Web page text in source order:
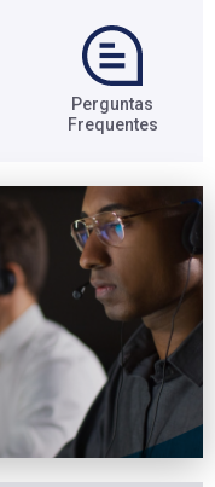
Perguntas
Frequentes​